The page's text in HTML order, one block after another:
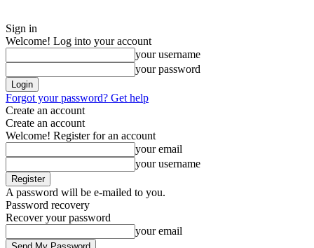
Sign in
Welcome! Log into your account
your username
your password
Forgot your password? Get help
Create an account
Create an account
Welcome! Register for an account
your email
your username
A password will be e-mailed to you.
Password recovery
Recover your password
your email